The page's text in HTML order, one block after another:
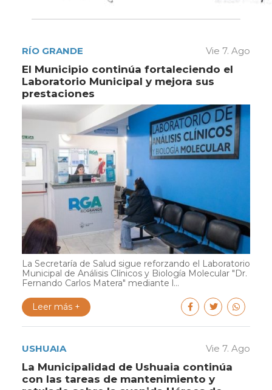
RÍO GRANDE Vie 7. Ago
El Municipio continúa fortaleciendo el
Laboratorio Municipal y mejora sus
prestaciones
La Secretaría de Salud sigue reforzando el Laboratorio
Municipal de Análisis Clínicos y Biología Molecular "Dr.
Fernando Carlos Matera" mediante l...
Leer más +
USHUAIA Vie 7. Ago
La Municipalidad de Ushuaia continúa
con las tareas de mantenimiento y